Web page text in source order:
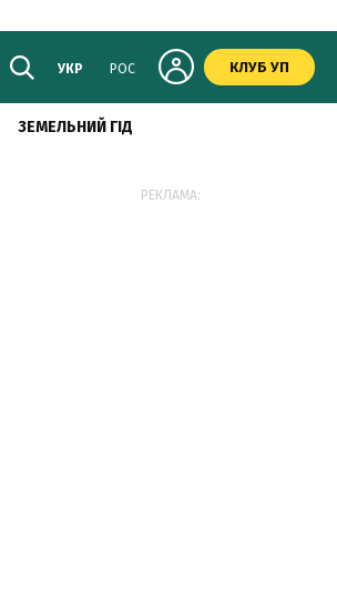
УКР РОС КЛУБ УП
ЗЕМЕЛЬНИЙ ГІД
РЕКЛАМА: